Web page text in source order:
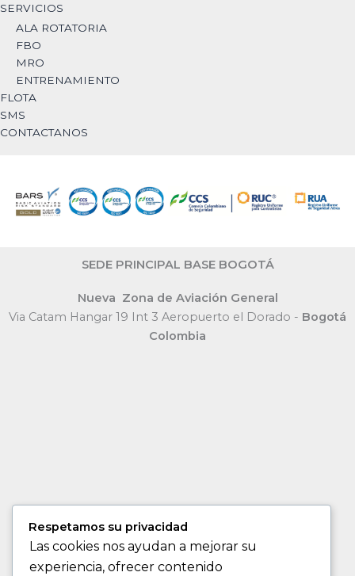
SERVICIOS
ALA ROTATORIA
FBO
MRO
ENTRENAMIENTO
FLOTA
SMS
CONTACTANOS
SEDE PRINCIPAL BASE BOGOTÁ
Nueva Zona de Aviación General
Via Catam Hangar 19 Int 3 Aeropuerto el Dorado - Bogotá
Colombia
Respetamos su privacidad
Las cookies nos ayudan a mejorar su
experiencia, ofrecer contenido